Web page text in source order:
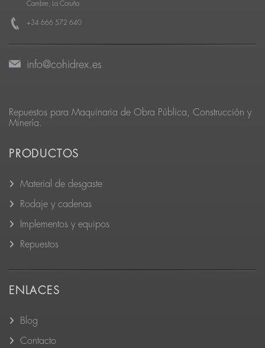
Cambre, La Coruña
+34 666 572 640
info@cohidrex.es
Repuestos para Maquinaria de Obra Pública, Construcción y
Minería.
PRODUCTOS
Material de desgaste
Rodaje y cadenas
Implementos y equipos
Repuestos
ENLACES
Blog
Contacto